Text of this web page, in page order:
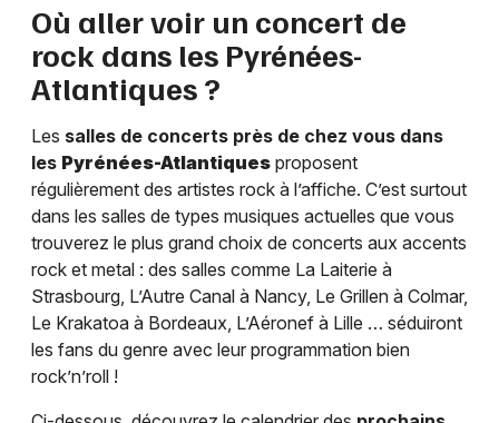
Où aller voir un concert de
rock dans les Pyrénées-
Atlantiques ?
Les salles de concerts près de chez vous dans
les Pyrénées-Atlantiques proposent
régulièrement des artistes rock à l’affiche. C’est surtout
dans les salles de types musiques actuelles que vous
trouverez le plus grand choix de concerts aux accents
rock et metal : des salles comme La Laiterie à
Strasbourg, L’Autre Canal à Nancy, Le Grillen à Colmar,
Le Krakatoa à Bordeaux, L’Aéronef à Lille … séduiront
les fans du genre avec leur programmation bien
rock’n’roll !